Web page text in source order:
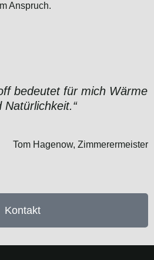
Anspruch.
bedeutet für mich Wärme
Natürlichkeit.“
Tom Hagenow, Zimmerermeister
Kontakt